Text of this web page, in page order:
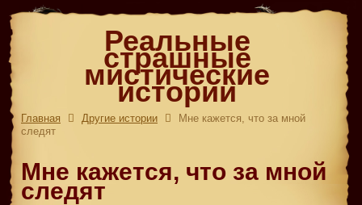
Реальные
страшные
мистические
истории
Главная Другие истории
Мне кажется, что за мной
следят
Мне кажется, что за мной
следят